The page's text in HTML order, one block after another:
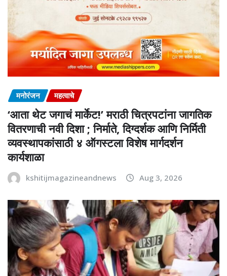
मनोरंजन महत्वाचे
‘आता थेट जगाचं मार्केट!’ मराठी चित्रपटांना जागतिक
वितरणाची नवी दिशा ; निर्माते, दिग्दर्शक आणि निर्मिती
व्यवस्थापकांसाठी ४ ऑगस्टला विशेष मार्गदर्शन
कार्यशाळा
kshitijmagazineandnews Aug 3, 2026